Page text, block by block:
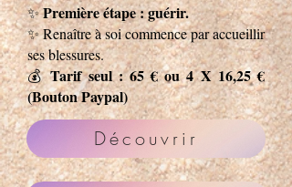
✨Première étape : guérir.
✨ Renaître à soi commence par accueillir
ses blessures.​
💰Tarif seul : 65 € ou 4 X 16,25 €
(Bouton Paypal)
Découvrir